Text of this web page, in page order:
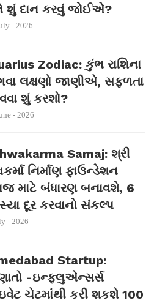
દાન કરવું જોઈએ?
- 2026
Zodiac: કુંભ રાશિના
લક્ષણો જાણીએ, સફળતા
શું કરશો?
- 2026
Samaj: શ્રી
નિર્માણ ફાઉન્ડેશન
માટે બંધારણ બનાવશે, 6
દૂર કરવાનો સંકલ્પ
- 2026
Startup:
-ઇન્ફ્લુએન્સર્સ
ચેટમાંથી કરી શકશે 100